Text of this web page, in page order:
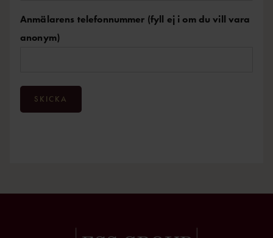
Anmälarens telefonnummer (fyll ej i om du vill vara
anonym)
SKICKA